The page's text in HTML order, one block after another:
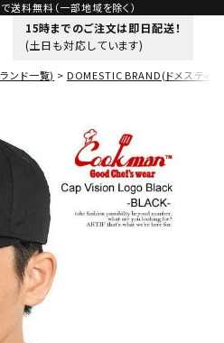
送料無料（一部地域を除く）
15時までのご注文は即日配送！
(土日も対応しています)
ンド一覧) DOMESTIC BRAND(ドメスティッ